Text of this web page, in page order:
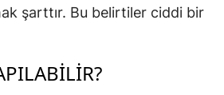
şarttır. Bu belirtiler ciddi bir